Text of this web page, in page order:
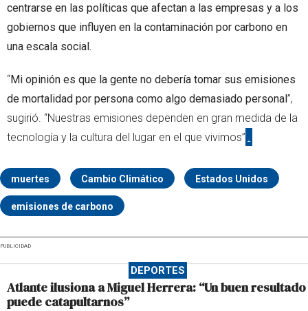
centrarse en las políticas que afectan a las empresas y a los
gobiernos que influyen en la contaminación por carbono en
una escala social.
“Mi opinión es que la gente no debería tomar sus emisiones
de mortalidad por persona como algo demasiado personal”,
sugirió. “Nuestras emisiones dependen en gran medida de la
tecnología y la cultura del lugar en el que vivimos” .
muertes Cambio Climático Estados Unidos
emisiones de carbono
PUBLICIDAD
DEPORTES
Atlante ilusiona a Miguel Herrera: “Un buen resultado
puede catapultarnos”